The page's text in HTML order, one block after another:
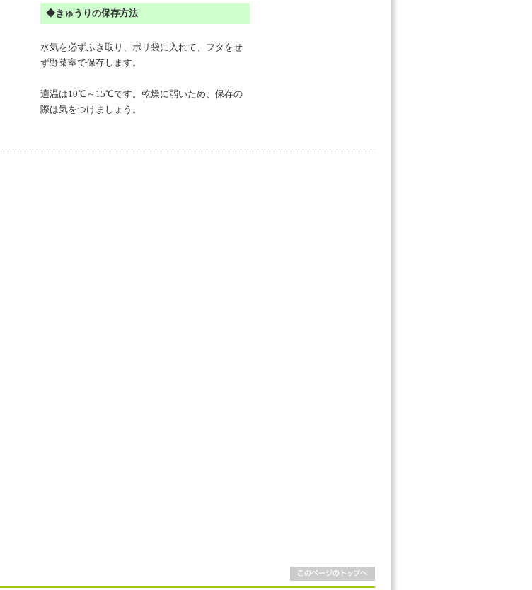
◆きゅうりの保存方法
水気を必ずふき取り、ポリ袋に入れて、フタをせ
ず野菜室で保存します。
適温は10℃～15℃です。乾燥に弱いため、保存の
際は気をつけましょう。